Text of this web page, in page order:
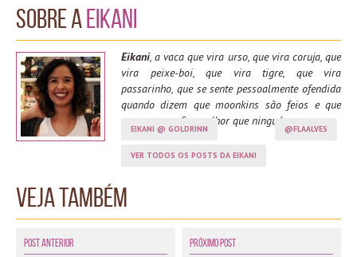
Sobre aEikani
Eikani, a vaca que vira urso, que vira coruja, que
vira peixe-boi, que vira tigre, que vira
passarinho, que se sente pessoalmente ofendida
quando dizem que moonkins são feios e que
spama moonfire melhor que ninguém.
EIKANI @ GOLDRINN @FLAALVES
VER TODOS OS POSTS DA EIKANI
Veja também
Post Anterior Próximo Post